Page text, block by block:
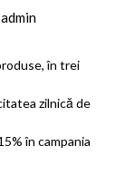
admin
în trei
zilnică de
în campania